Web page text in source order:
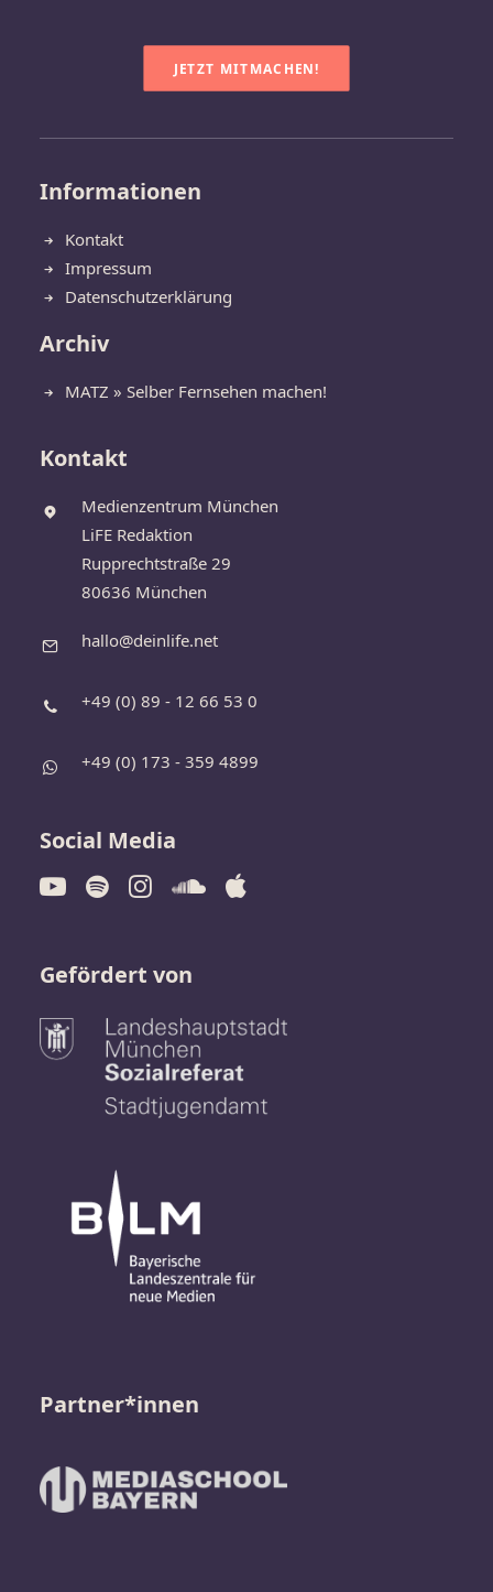
JETZT MITMACHEN!
Informationen
Kontakt
Impressum
Datenschutzerklärung
Archiv
MATZ » Selber Fernsehen machen!
Kontakt
Medienzentrum München
LiFE Redaktion
Rupprechtstraße 29
80636 München
hallo@deinlife.net
+49 (0) 89 - 12 66 53 0
+49 (0) 173 - 359 4899
Social Media
Gefördert von
Partner*innen